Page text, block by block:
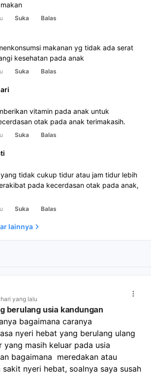
Suka Balas
makanan yg tidak ada serat
kesehatan pada anak
Suka Balas
vitamin pada anak untuk
otak pada anak terimakasih.
Suka Balas
tidak cukup tidur atau jam tidur lebih
pada kecerdasan otak pada anak,
Suka Balas
lainnya
yang lalu
berulang usia kandungan
bagaimana caranya
nyeri hebat yang berulang ulang
yang masih keluar pada usia
bagaimana  meredakan atau
sakit nyeri hebat, soalnya saya susah